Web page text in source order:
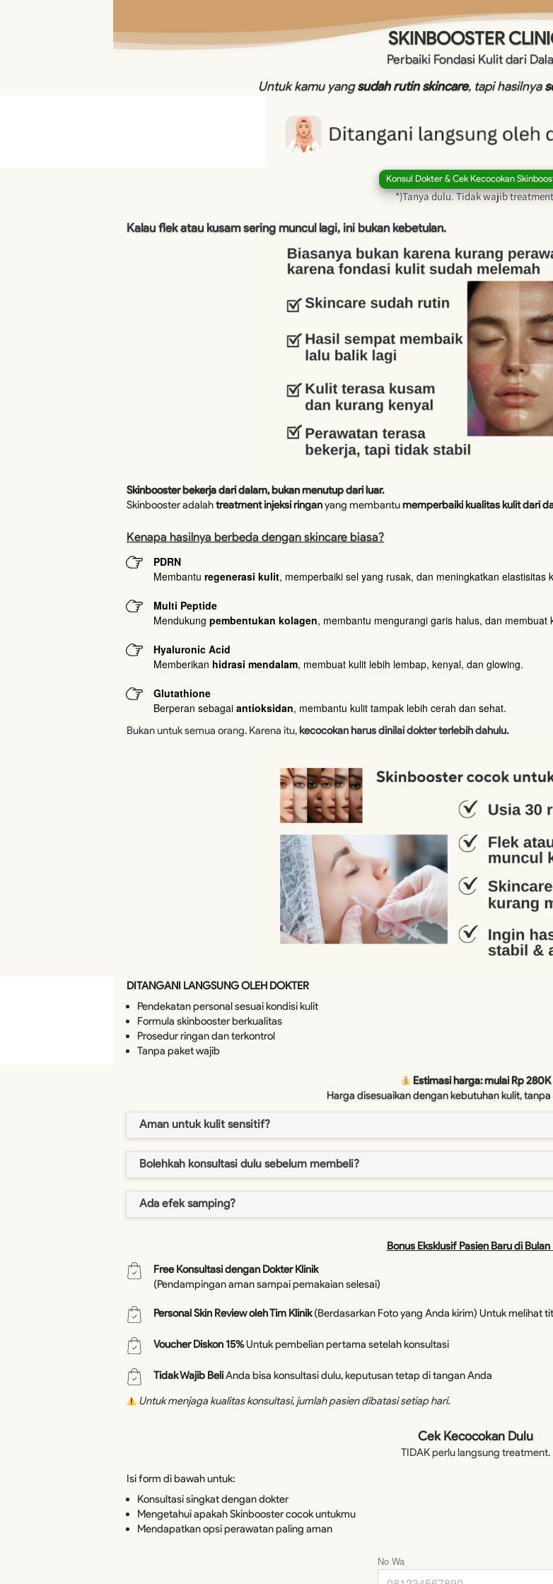
SKINBOOSTER
Perbaiki Fondasi Kulit dari
Untuk kamu yang sudah rutin skincare, tapi hasilnya
`Konsul Dokter & Cek Kecocokan
*)Tanya dulu. Tidak wajib
Kalau flek atau kusam sering muncul lagi, ini bukan kebetulan.
Skinbooster bekerja dari dalam, bukan menutup dari luar.
Skinbooster adalah treatment injeksi ringan yang membantu memperbaiki kualitas kulit dari
Kenapa hasilnya berbeda dengan skincare biasa?
PDRN
Membantu regenerasi kulit, memperbaiki sel yang rusak, dan meningkatkan elastisitas
Multi Peptide
Mendukung pembentukan kolagen, membantu mengurangi garis halus, dan membuat
Hyaluronic Acid
Memberikan hidrasi mendalam, membuat kulit lebih lembap, kenyal, dan glowing.
Glutathione
Berperan sebagai antioksidan, membantu kulit tampak lebih cerah dan sehat.
Bukan untuk semua orang. Karena itu, kecocokan harus dinilai dokter terlebih dahulu.
DITANGANI LANGSUNG OLEH DOKTER
Pendekatan personal sesuai kondisi kulit
Formula skinbooster berkualitas
Prosedur ringan dan terkontrol
Tanpa paket wajib
Estimasi harga: mulai Rp 280K
Harga disesuaikan dengan kebutuhan kulit,
Aman untuk kulit sensitif?
Bolehkah konsultasi dulu sebelum membeli?
Ada efek samping?
Bonus Eksklusif Pasien Baru di Bulan
Free Konsultasi dengan Dokter Klinik
(Pendampingan aman sampai pemakaian selesai)
Personal Skin Review oleh Tim Klinik (Berdasarkan Foto yang Anda kirim) Untuk melihat
Voucher Diskon 15% Untuk pembelian pertama setelah konsultasi
Tidak Wajib Beli Anda bisa konsultasi dulu, keputusan tetap di tangan Anda
Untuk menjaga kualitas konsultasi, jumlah pasien dibatasi setiap hari.
Cek Kecocokan Dulu
TIDAK perlu langsung treatment.
Isi form di bawah untuk:
Konsultasi singkat dengan dokter
Mengetahui apakah Skinbooster cocok untukmu
Mendapatkan opsi perawatan paling aman
No Wa